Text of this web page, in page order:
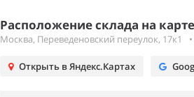
Расположение склада на карте
Москва, Переведеновский переулок, 17к1 •
Открыть в Яндекс.Картах